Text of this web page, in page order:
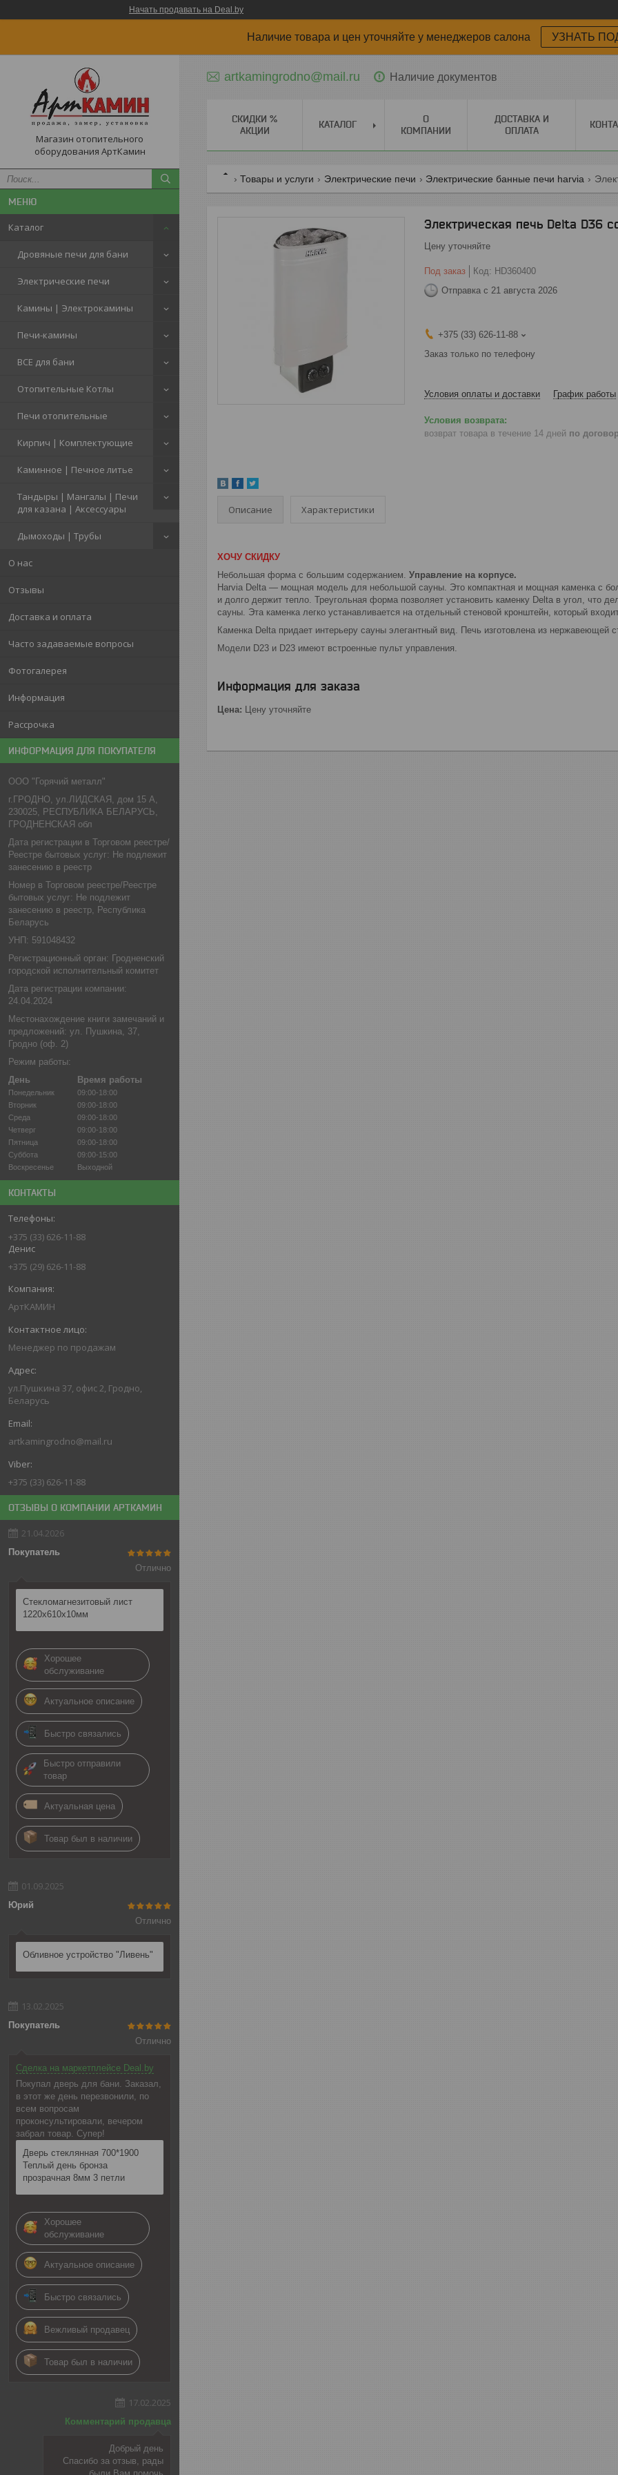
Начать продавать на Deal.by
Наличие товара и цен уточняйте у менеджеров салона УЗНАТЬ
Магазин отопительного
оборудования АртКамин
Каталог
Дровяные печи для бани
Электрические печи
Камины | Электрокамины
Печи-камины
ВСЕ для бани
Отопительные Котлы
Печи отопительные
Кирпич | Комплектующие
Каминное | Печное литье
Тандыры | Мангалы | Печи
для казана | Аксессуары
Дымоходы | Трубы
О нас
Отзывы
Доставка и оплата
Часто задаваемые вопросы
Фотогалерея
Информация
Рассрочка
ИНФОРМАЦИЯ ДЛЯ ПОКУПАТЕЛЯ
ООО "Горячий металл"
г.ГРОДНО, ул.ЛИДСКАЯ, дом 15 А,
230025, РЕСПУБЛИКА БЕЛАРУСЬ,
ГРОДНЕНСКАЯ обл
Дата регистрации в Торговом реестре/
Реестре бытовых услуг: Не подлежит
занесению в реестр
Номер в Торговом реестре/Реестре
бытовых услуг: Не подлежит
занесению в реестр, Республика
Беларусь
УНП: 591048432
Регистрационный орган: Гродненский
городской исполнительный комитет
Дата регистрации компании:
24.04.2024
Местонахождение книги замечаний и
предложений: ул. Пушкина, 37,
Гродно (оф. 2)
Режим работы:
День
Время работы
Понедельник
09:00-18:00
Вторник
09:00-18:00
Среда
09:00-18:00
Четверг
09:00-18:00
Пятница
09:00-18:00
Суббота
09:00-15:00
Воскресенье
Выходной
КОНТАКТЫ
+375 (33) 626-11-88
Денис
+375 (29) 626-11-88
АртКАМИН
Менеджер по продажам
ул.Пушкина 37, офис 2, Гродно,
Беларусь
artkamingrodno@mail.ru
+375 (33) 626-11-88
ОТЗЫВЫ О КОМПАНИИ АРТКАМИН
21.04.2026
Покупатель
Отлично
Стекломагнезитовый лист
1220х610х10мм
Хорошее
обслуживание
Актуальное описание
Быстро связались
Быстро отправили
товар
Актуальная цена
Товар был в наличии
01.09.2025
Юрий
Отлично
Обливное устройство "Ливень"
13.02.2025
Покупатель
Отлично
Сделка на маркетплейсе Deal.by
Покупал дверь для бани. Заказал,
в этот же день перезвонили, по
всем вопросам
проконсультировали, вечером
забрал товар. Супер!
Дверь стеклянная 700*1900
Теплый день бронза
прозрачная 8мм 3 петли
Хорошее
обслуживание
Актуальное описание
Быстро связались
Вежливый продавец
Товар был в наличии
17.02.2025
Комментарий продавца
Добрый день
Спасибо за отзыв, рады
artkamingrodno@mail.ru Наличие документов
СКИДКИ %
АКЦИИ
КАТАЛОГ
О
КОМПАНИИ
ДОСТАВКА И
ОПЛАТА
Товары и услуги Электрические печи Электрические банные печи harvia
Электрическая печь Delta D36
Цену уточняйте
Под заказ Код: HD360400
Отправка с 21 августа 2026
+375 (33) 626-11-88
Заказ только по телефону
Условия оплаты и доставки График работы
возврат товара в течение 14 дней по
Описание Характеристики
ХОЧУ СКИДКУ
Небольшая форма с большим содержанием. Управление на корпусе.
Harvia Delta — мощная модель для небольшой сауны. Это компактная и мощная каменка с
и долго держит тепло. Треугольная форма позволяет установить каменку Delta в угол, что
сауны. Эта каменка легко устанавливается на отдельный стеновой кронштейн, который
Каменка Delta придает интерьеру сауны элегантный вид. Печь изготовлена из нержавеющей
Модели D23 и D23 имеют встроенные пульт управления.
Информация для заказа
Цена: Цену уточняйте